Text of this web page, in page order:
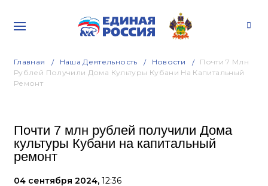
Главная Наша Деятельность Новости
Почти 7 Млн
Рублей Получили Дома Культуры Кубани На Капитальный
Ремонт
Почти 7 млн рублей получили Дома
культуры Кубани на капитальный
ремонт
04 сентября 2024, 12:36